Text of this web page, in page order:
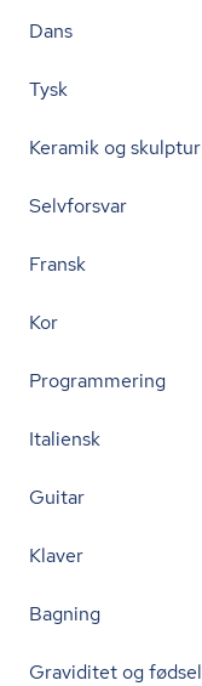
Dans
Tysk
Keramik og skulptur
Selvforsvar
Fransk
Kor
Programmering
Italiensk
Guitar
Klaver
Bagning
Graviditet og fødsel